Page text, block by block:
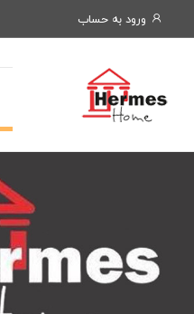
ورود به حساب